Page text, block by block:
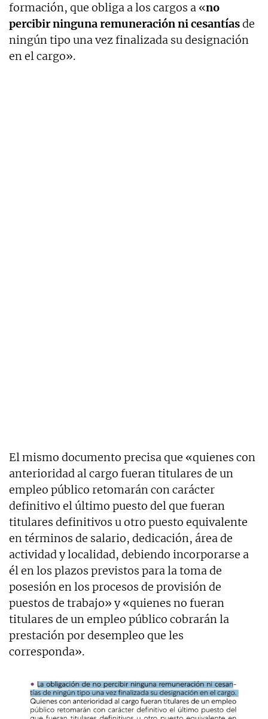
formación, que obliga a los cargos a «no
percibir ninguna remuneración ni cesantíasde
ningún tipo una vez finalizada su designación
en el cargo».
El mismo documento precisa que «quienes con
anterioridad al cargo fueran titulares de un
empleo público retomarán con carácter
definitivo el último puesto del que fueran
titulares definitivos u otro puesto equivalente
en términos de salario, dedicación, área de
actividad y localidad, debiendo incorporarse a
él en los plazos previstos para la toma de
posesión en los procesos de provisión de
puestos de trabajo» y «quienes no fueran
titulares de un empleo público cobrarán la
prestación por desempleo que les
corresponda».